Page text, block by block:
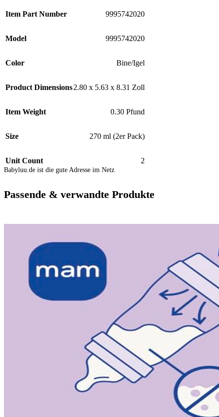
Item Part Number 9995742020
Model 9995742020
Color Bine/Igel
Product Dimensions2.80 x 5.63 x 8.31 Zoll
Item Weight 0.30 Pfund
Size 270 ml (2er Pack)
Unit Count 2
Babyluu.de ist die gute Adresse im Netz
Passende & verwandte Produkte